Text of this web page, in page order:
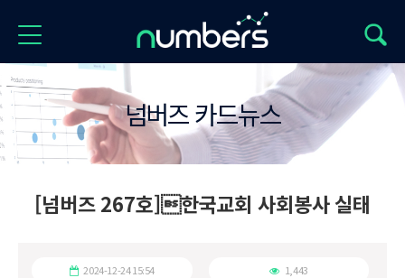
넘버즈 카드뉴스
[넘버즈 267호]한국교회 사회봉사 실태
2024-12-24 15:54 1,443